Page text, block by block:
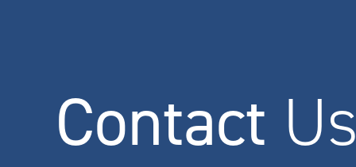
Contact Us